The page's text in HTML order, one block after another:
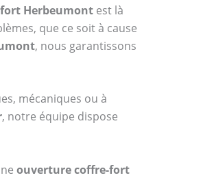
Herbeumont est là
que ce soit à cause
, nous garantissons
mécaniques ou à
, notre équipe dispose
ouverture coffre-fort